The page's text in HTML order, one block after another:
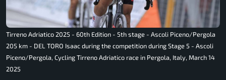
Tirreno Adriatico 2025 - 60th Edition - 5th stage - Ascoli Piceno/Pergola
205 km - DEL TORO Isaac during the competition during Stage 5 - Ascoli
Piceno/Pergola, Cycling Tirreno Adriatico race in Pergola, Italy, March 14
2025